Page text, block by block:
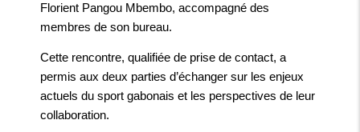
Florient Pangou Mbembo, accompagné des
membres de son bureau.
Cette rencontre, qualifiée de prise de contact, a
permis aux deux parties d’échanger sur les enjeux
actuels du sport gabonais et les perspectives de leur
collaboration.